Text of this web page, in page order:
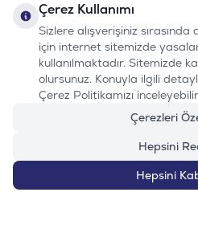
KURUMSAL
bizi takip edin:
Instagram
Youtube
TiktokFacebook
Linkedin
www.evinemama.com
0232 7000
%100 MUTLU
MÜŞTERI
Çerez Kullanımı
Sizlere alışverişiniz
için internet sitemizde
kullanılmaktadır. Sitemizde
olursunuz. Konuyla ilgili
Çerez Politikamızı
Çerezleri
Hepsini
Hepsini